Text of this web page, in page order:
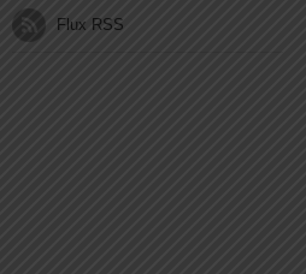
Flux RSS